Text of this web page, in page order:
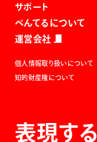
サポート
ぺんてるについて
運営会社
個人情報取り扱いについて
知的財産権について
表現する